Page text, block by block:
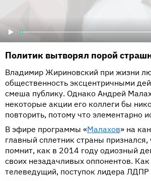
Политик вытворял порой
Владимир Жириновский при жизни
общественность эксцентричными
смеша публику. Однако Андрей
некоторые акции его коллеги бы
повторить, потому что элементарно
В эфире программы «Малахов» на
главный сплетник страны признался,
помнит, как в 2014 году одиозный
своих незадачливых оппонентов.
телеведущий, поступок лидера ЛДПР